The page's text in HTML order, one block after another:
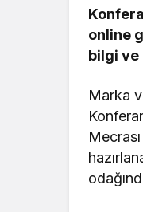
online
bilgi ve
Marka
Mecrası